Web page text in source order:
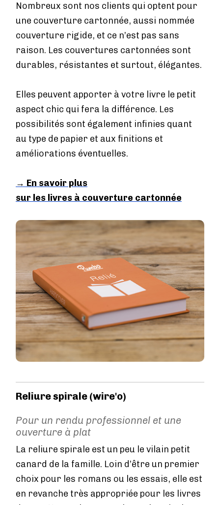
Nombreux sont nos clients qui optent pour
une couverture cartonnée, aussi nommée
couverture rigide, et ce n’est pas sans
raison. Les couvertures cartonnées sont
durables, résistantes et surtout, élégantes.
Elles peuvent apporter à votre livre le petit
aspect chic qui fera la différence. Les
possibilités sont également infinies quant
au type de papier et aux finitions et
améliorations éventuelles.
→ En savoir plus
sur les livres à couverture cartonnée
Image
Reliure spirale (wire'o)
Pour un rendu professionnel et une
ouverture à plat
La reliure spirale est un peu le vilain petit
canard de la famille. Loin d’être un premier
choix pour les romans ou les essais, elle est
en revanche très appropriée pour les livres